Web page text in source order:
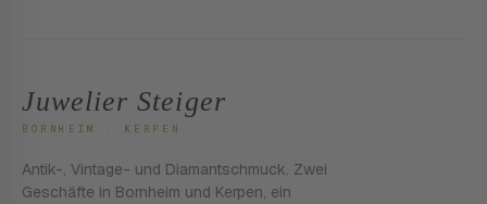
Juwelier Steiger
BORNHEIM · KERPEN
Antik-, Vintage- und Diamantschmuck. Zwei
Geschäfte in Bornheim und Kerpen, ein